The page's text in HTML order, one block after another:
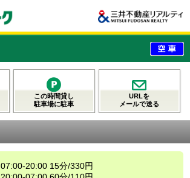
この時間貸し
駐車場に駐車
URLを
メールで送る
07:00-20:00 15分/330円